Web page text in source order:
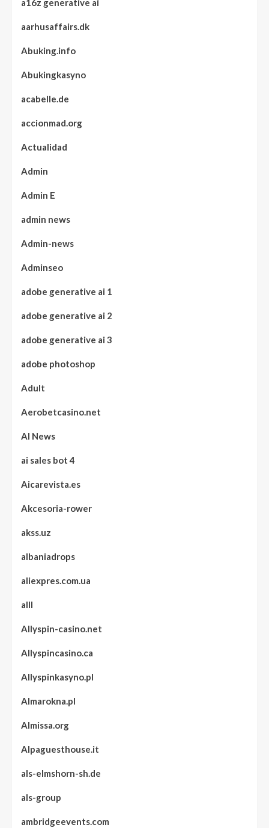
a16z generative ai
aarhusaffairs.dk
Abuking.info
Abukingkasyno
acabelle.de
accionmad.org
Actualidad
Admin
Admin E
admin news
Admin-news
Adminseo
adobe generative ai 1
adobe generative ai 2
adobe generative ai 3
adobe photoshop
Adult
Aerobetcasino.net
AI News
ai sales bot 4
Aicarevista.es
Akcesoria-rower
akss.uz
albaniadrops
aliexpres.com.ua
alll
Allyspin-casino.net
Allyspincasino.ca
Allyspinkasyno.pl
Almarokna.pl
Almissa.org
Alpaguesthouse.it
als-elmshorn-sh.de
als-group
ambridgeevents.com